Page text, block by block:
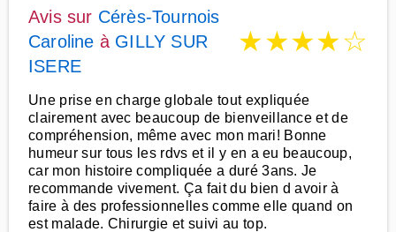
Avis sur Cérès-Tournois
Caroline à GILLY SUR
ISERE
★★★★☆
Une prise en charge globale tout expliquée
clairement avec beaucoup de bienveillance et de
compréhension, même avec mon mari! Bonne
humeur sur tous les rdvs et il y en a eu beaucoup,
car mon histoire compliquée a duré 3ans. Je
recommande vivement. Ça fait du bien d avoir à
faire à des professionnelles comme elle quand on
est malade. Chirurgie et suivi au top.